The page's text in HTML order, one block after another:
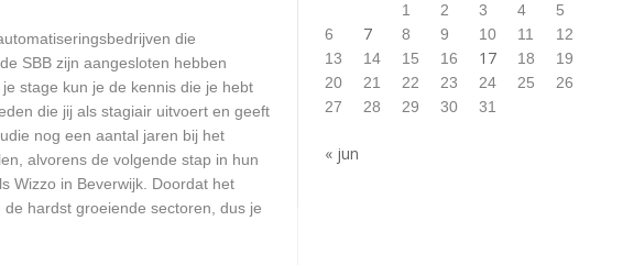
die
SBB zijn aangesloten hebben
stage kun je de kennis die je hebt
die jij als stagiair uitvoert en geeft
nog een aantal jaren bij het
alvorens de volgende stap in hun
Wizzo in Beverwijk. Doordat het
hardst groeiende sectoren, dus je
1
2 3 4
5
6
7 8 9 10 11
12
13
14 15 16 17 18
19
20
21 22 23 24 25
26
27
28 29 30 31
« jun